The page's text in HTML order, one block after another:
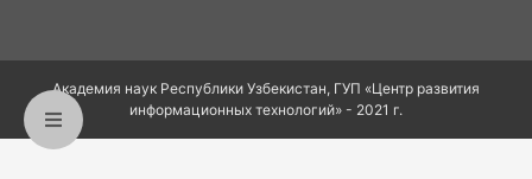
Академия наук Республики Узбекистан, ГУП «Центр развития
информационных технологий» - 2021 г.